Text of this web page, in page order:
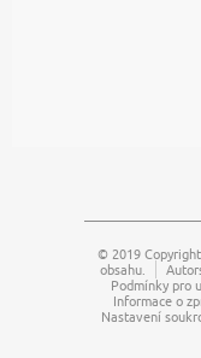
© 2019 Copyright
obsahu.
Podmínky pro
Informace o
Nastavení